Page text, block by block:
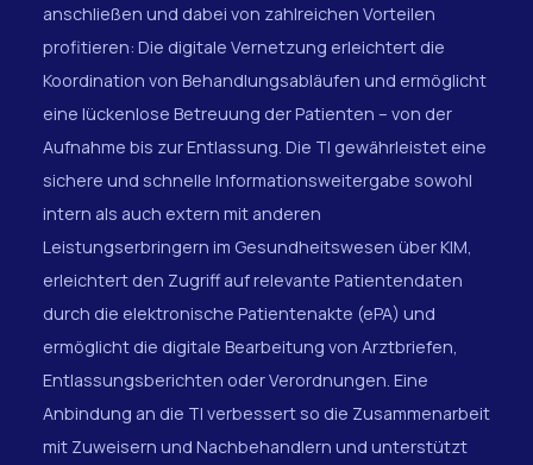
anschließen und dabei von zahlreichen Vorteilen
profitieren: Die digitale Vernetzung erleichtert die
Koordination von Behandlungsabläufen und ermöglicht
eine lückenlose Betreuung der Patienten – von der
Aufnahme bis zur Entlassung. Die TI gewährleistet eine
sichere und schnelle Informationsweitergabe sowohl
intern als auch extern mit anderen
Leistungserbringern im Gesundheitswesen über KIM,
erleichtert den Zugriff auf relevante Patientendaten
durch die elektronische Patientenakte (ePA) und
ermöglicht die digitale Bearbeitung von Arztbriefen,
Entlassungsberichten oder Verordnungen. Eine
Anbindung an die TI verbessert so die Zusammenarbeit
mit Zuweisern und Nachbehandlern und unterstützt